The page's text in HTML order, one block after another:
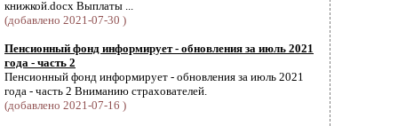
книжкой.docx Выплаты ...
(добавлено 2021-07-30 )
Пенсионный фонд информирует - обновления за июль 2021
года - часть 2
Пенсионный фонд информирует - обновления за июль 2021
года - часть 2 Вниманию страхователей.
(добавлено 2021-07-16 )